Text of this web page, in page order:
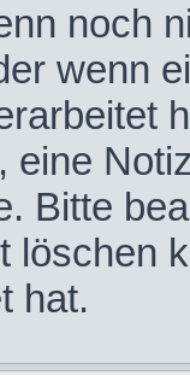
noch
wenn
eine
Bitte
löschen
hat.